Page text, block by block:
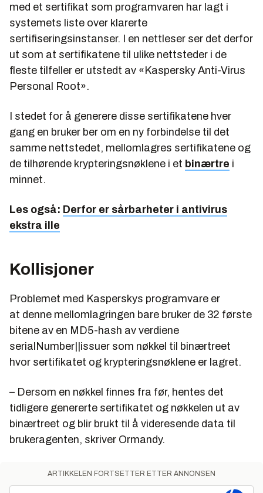
med et sertifikat som programvaren har lagt i
systemets liste over klarerte
sertifiseringsinstanser. I en nettleser ser det derfor
ut som at sertifikatene til ulike nettsteder i de
fleste tilfeller er utstedt av «Kaspersky Anti-Virus
Personal Root».
I stedet for å generere disse sertifikatene hver
gang en bruker ber om en ny forbindelse til det
samme nettstedet, mellomlagres sertifikatene og
de tilhørende krypteringsnøklene i et binærtre i
minnet.
Les også: Derfor er sårbarheter i antivirus
ekstra ille
Kollisjoner
Problemet med Kasperskys programvare er
at denne mellomlagringen bare bruker de 32 første
bitene av en MD5-hash av verdiene
serialNumber||issuer som nøkkel til binærtreet
hvor sertifikatet og krypteringsnøklene er lagret.
– Dersom en nøkkel finnes fra før, hentes det
tidligere genererte sertifikatet og nøkkelen ut av
binærtreet og blir brukt til å videresende data til
brukeragenten, skriver Ormandy.
ARTIKKELEN FORTSETTER ETTER ANNONSEN